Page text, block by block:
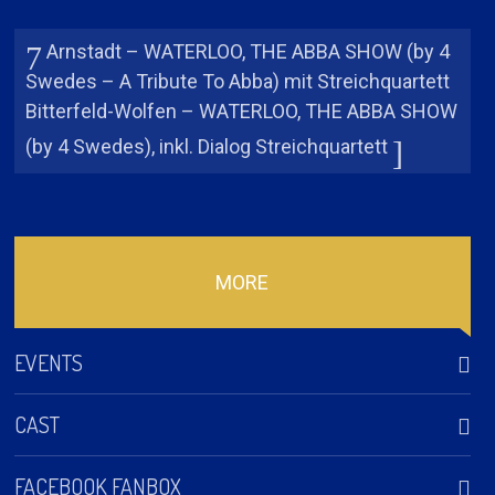
Arnstadt – WATERLOO, THE ABBA SHOW (by 4
Swedes – A Tribute To Abba) mit Streichquartett
Bitterfeld-Wolfen – WATERLOO, THE ABBA SHOW
(by 4 Swedes), inkl. Dialog Streichquartett
MORE
EVENTS
2026-08-06 Guntram-Palm-Platz
CAST
Lukas Münten – Benny
FACEBOOK FANBOX